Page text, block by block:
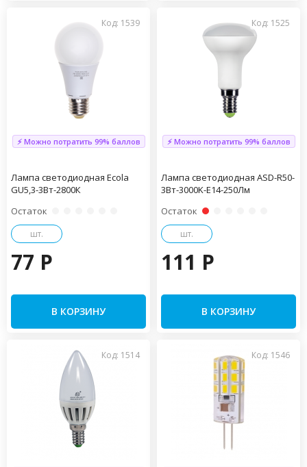
Код: 1539
⚡ Можно потратить 99% баллов
Лампа светодиодная Ecola
GU5,3-3Вт-2800К
Остаток
шт.
77 P
В КОРЗИНУ
Код: 1525
⚡ Можно потратить 99% баллов
Лампа светодиодная ASD-R50-
3Вт-3000K-Е14-250Лм
Остаток
шт.
111 P
В КОРЗИНУ
Код: 1514 Код: 1546